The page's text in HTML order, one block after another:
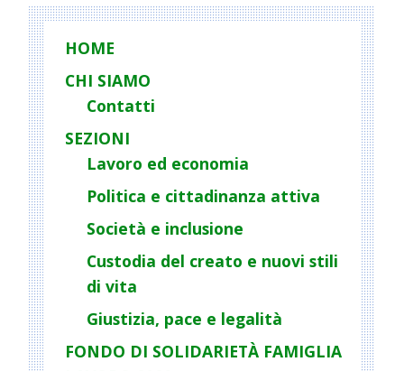
HOME
CHI SIAMO
Contatti
SEZIONI
Lavoro ed economia
Politica e cittadinanza attiva
Società e inclusione
Custodia del creato e nuovi stili
di vita
Giustizia, pace e legalità
FONDO DI SOLIDARIETÀ FAMIGLIA